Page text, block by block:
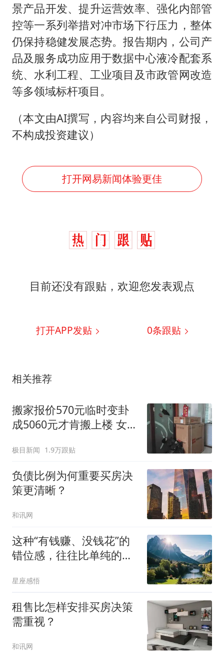
景产品开发、提升运营效率、强化内部管
控等一系列举措对冲市场下行压力，整体
仍保持稳健发展态势。报告期内，公司产
品及服务成功应用于数据中心液冷配套系
统、水利工程、工业项目及市政管网改造
等多领域标杆项目。
（本文由AI撰写，内容均来自公司财报，
不构成投资建议）
打开网易新闻体验更佳
目前还没有跟贴，欢迎您发表观点
打开APP发贴 0条跟贴
相关推荐
搬家报价570元临时变卦
成5060元才肯搬上楼 女子
极目新闻 1.9万跟贴
负债比例为何重要买房决
策更清晰？
和讯网
这种“有钱赚、没钱花”的
错位感，往往比单纯的贫
星座感悟
租售比怎样安排买房决策
需重视？
和讯网